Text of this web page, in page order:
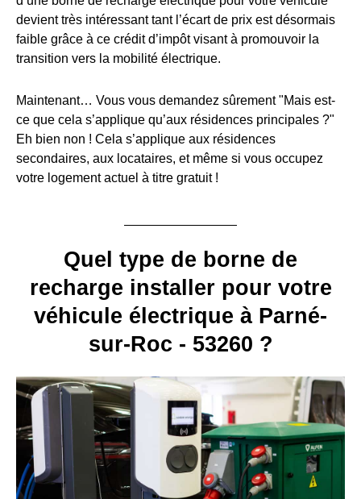
devient très intéressant tant l’écart de prix est désormais
faible grâce à ce crédit d’impôt visant à promouvoir la
transition vers la mobilité électrique.
Maintenant… Vous vous demandez sûrement "Mais est-
ce que cela s’applique qu’aux résidences principales ?"
Eh bien non ! Cela s’applique aux résidences
secondaires, aux locataires, et même si vous occupez
votre logement actuel à titre gratuit !
Quel type de borne de
recharge installer pour votre
véhicule électrique à Parné-
sur-Roc - 53260 ?